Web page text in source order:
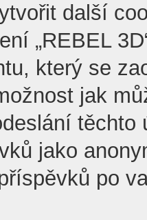
další
„REBEL
který se
jak
těchto
jako
po